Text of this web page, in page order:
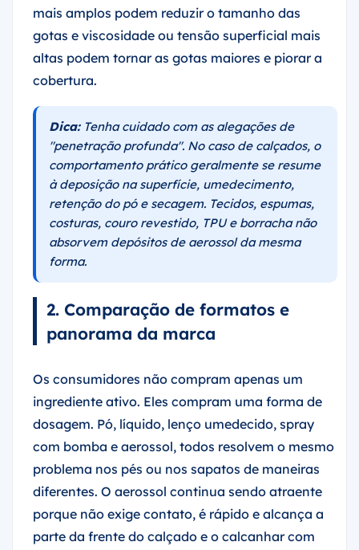
mais amplos podem reduzir o tamanho das
gotas e viscosidade ou tensão superficial mais
altas podem tornar as gotas maiores e piorar a
cobertura.
Dica:Tenha cuidado com as alegações de
"penetração profunda". No caso de calçados, o
comportamento prático geralmente se resume
à deposição na superfície, umedecimento,
retenção do pó e secagem. Tecidos, espumas,
costuras, couro revestido, TPU e borracha não
absorvem depósitos de aerossol da mesma
forma.
2. Comparação de formatos e
panorama da marca
Os consumidores não compram apenas um
ingrediente ativo. Eles compram uma forma de
dosagem. Pó, líquido, lenço umedecido, spray
com bomba e aerossol, todos resolvem o mesmo
problema nos pés ou nos sapatos de maneiras
diferentes. O aerossol continua sendo atraente
porque não exige contato, é rápido e alcança a
parte da frente do calçado e o calcanhar com